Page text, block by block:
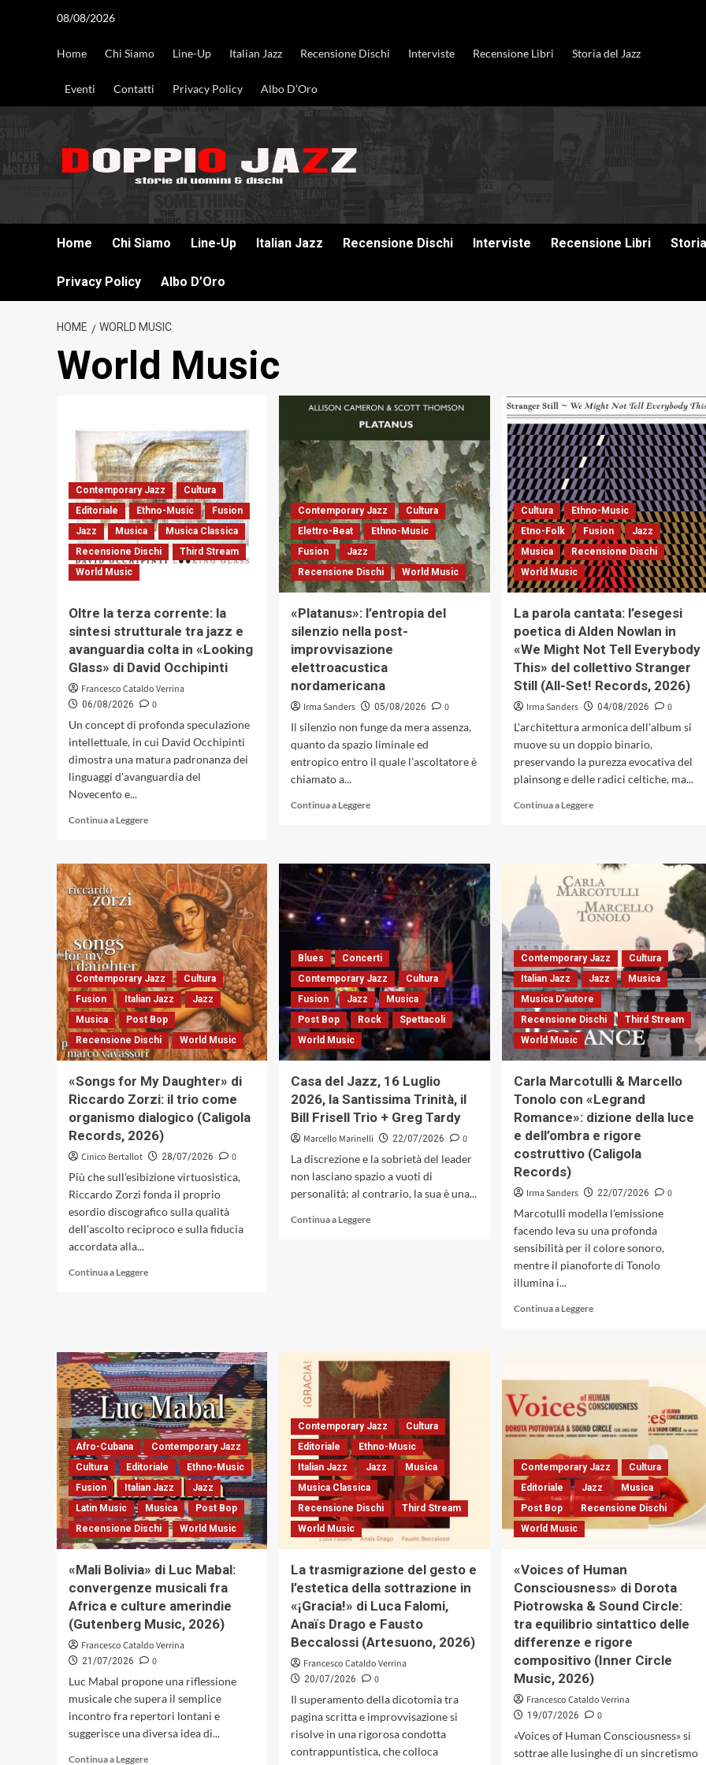
08/08/2026
Home Chi Siamo Line-Up Italian Jazz Recensione Dischi Interviste Recensione Libri Storia del Jazz
Eventi Contatti Privacy Policy Albo D’Oro
Home Chi Siamo Line-Up Italian Jazz Recensione Dischi Interviste Recensione Libri
Privacy Policy Albo D’Oro
HOME WORLD MUSIC
World Music
Contemporary Jazz
Cultura
Editoriale
Ethno-Music
Fusion
Jazz
Musica
Musica Classica
Recensione Dischi
Third Stream
World Music
Oltre la terza corrente: la
sintesi strutturale tra jazz e
avanguardia colta in «Looking
Glass» di David Occhipinti
Francesco Cataldo Verrina
06/08/2026
0
Un concept di profonda speculazione
intellettuale, in cui David Occhipinti
dimostra una matura padronanza dei
linguaggi d'avanguardia del
Novecento e...
Continua a LeggereLeggi
su
Oltre
la
terza
corrente:
la
sintesi
strutturale
tra
jazz
e
avanguardia
colta
in
Glass»
di
David
Occhipinti
Contemporary Jazz
Cultura
Elettro-Beat
Ethno-Music
Fusion
Jazz
Recensione Dischi
World Music
«Platanus»: l’entropia del
silenzio nella post-
improvvisazione
elettroacustica
nordamericana
Irma Sanders 05/08/2026
0
Il silenzio non funge da mera assenza,
quanto da spazio liminale ed
entropico entro il quale l’ascoltatore è
chiamato a...
Continua a LeggereLeggi
«Platanus»:
l’entropia
del
silenzio
nella
post-
improvvisazione
elettroacustica
nordamericana
Cultura
Ethno-Music
Etno-Folk
Fusion
Jazz
Musica
Recensione Dischi
World Music
La parola cantata: l’esegesi
poetica di Alden Nowlan in
«We Might Not Tell Everybody
This» del collettivo Stranger
Still (All-Set! Records, 2026)
Irma Sanders 04/08/2026
0
L'architettura armonica dell'album si
muove su un doppio binario,
preservando la purezza evocativa del
plainsong e delle radici celtiche, ma...
Continua a LeggereLeggi
La
parola
cantata:
l’esegesi
poetica
Alden
Nowlan
in
«We
Might
Not
Tell
Everybody
del
collettivo
Stranger
Still
(All-
Set!
2026)
Contemporary Jazz
Cultura
Fusion
Italian Jazz
Jazz
Musica
Post Bop
Recensione Dischi
World Music
«Songs for My Daughter» di
Riccardo Zorzi: il trio come
organismo dialogico (Caligola
Records, 2026)
Cinico Bertallot 28/07/2026
0
Più che sull'esibizione virtuosistica,
Riccardo Zorzi fonda il proprio
esordio discografico sulla qualità
dell'ascolto reciproco e sulla fiducia
accordata alla...
Continua a LeggereLeggi
My
Daughter»
di
Riccardo
Zorzi:
il
trio
come
organismo
dialogico
(Caligola
Records,
2026)
Blues
Concerti
Contemporary Jazz
Cultura
Fusion
Jazz
Musica
Post Bop
Rock
Spettacoli
World Music
Casa del Jazz, 16 Luglio
2026, la Santissima Trinità, il
Bill Frisell Trio + Greg Tardy
Marcello Marinelli 22/07/2026
0
La discrezione e la sobrietà del leader
non lasciano spazio a vuoti di
personalità; al contrario, la sua è una...
Continua a LeggereLeggi
2026,
la
Santissima
Trinità,
Bill
Frisell
Trio
+
Greg
Tardy
Contemporary Jazz
Cultura
Italian Jazz
Jazz
Musica
Musica D'autore
Recensione Dischi
Third Stream
World Music
Carla Marcotulli & Marcello
Tonolo con «Legrand
Romance»: dizione della luce
e dell’ombra e rigore
costruttivo (Caligola
Records)
Irma Sanders 22/07/2026
0
Marcotulli modella l'emissione
facendo leva su una profonda
sensibilità per il colore sonoro,
mentre il pianoforte di Tonolo
illumina i...
Continua a LeggereLeggi
Marcotulli
&
Marcello
Tonolo
con
«Legrand
Romance»:
dizione
della
luce
e
rigore
costruttivo
(Caligola
Records)
Afro-Cubana
Contemporary Jazz
Cultura
Editoriale
Ethno-Music
Fusion
Italian Jazz
Jazz
Latin Music
Musica
Post Bop
Recensione Dischi
World Music
«Mali Bolivia» di Luc Mabal:
convergenze musicali fra
Africa e culture amerindie
(Gutenberg Music, 2026)
Francesco Cataldo Verrina
21/07/2026
0
Luc Mabal propone una riflessione
musicale che supera il semplice
incontro fra repertori lontani e
suggerisce una diversa idea di...
Continua a LeggereLeggi
Contemporary Jazz
Cultura
Editoriale
Ethno-Music
Italian Jazz
Jazz
Musica
Musica Classica
Recensione Dischi
Third Stream
World Music
La trasmigrazione del gesto e
l’estetica della sottrazione in
«¡Gracia!» di Luca Falomi,
Anaïs Drago e Fausto
Beccalossi (Artesuono, 2026)
Francesco Cataldo Verrina
20/07/2026
0
Il superamento della dicotomia tra
pagina scritta e improvvisazione si
risolve in una rigorosa condotta
contrappuntistica, che colloca
Contemporary Jazz
Cultura
Editoriale
Jazz
Musica
Post Bop
Recensione Dischi
World Music
«Voices of Human
Consciousness» di Dorota
Piotrowska & Sound Circle:
tra equilibrio sintattico delle
differenze e rigore
compositivo (Inner Circle
Music, 2026)
Francesco Cataldo Verrina
19/07/2026
0
«Voices of Human Consciousness» si
sottrae alle lusinghe di un sincretismo